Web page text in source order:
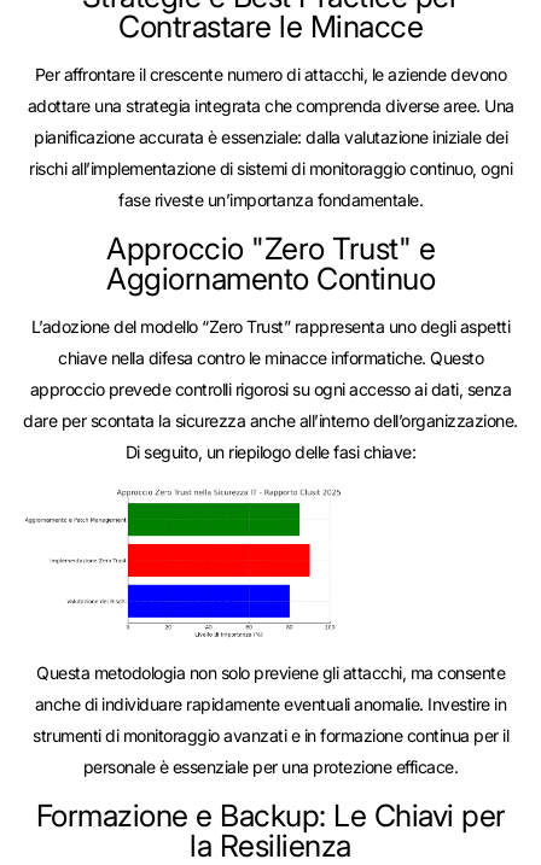
Contrastare le Minacce
Per affrontare il crescente numero di attacchi, le aziende devono
adottare una strategia integrata che comprenda diverse aree. Una
pianificazione accurata è essenziale: dalla valutazione iniziale dei
rischi all’implementazione di sistemi di monitoraggio continuo, ogni
fase riveste un’importanza fondamentale.
Approccio "Zero Trust" e
Aggiornamento Continuo
L’adozione del modello “Zero Trust” rappresenta uno degli aspetti
chiave nella difesa contro le minacce informatiche. Questo
approccio prevede controlli rigorosi su ogni accesso ai dati, senza
dare per scontata la sicurezza anche all’interno dell’organizzazione.
Di seguito, un riepilogo delle fasi chiave:
Questa metodologia non solo previene gli attacchi, ma consente
anche di individuare rapidamente eventuali anomalie. Investire in
strumenti di monitoraggio avanzati e in formazione continua per il
personale è essenziale per una protezione efficace.
Formazione e Backup: Le Chiavi per
la Resilienza